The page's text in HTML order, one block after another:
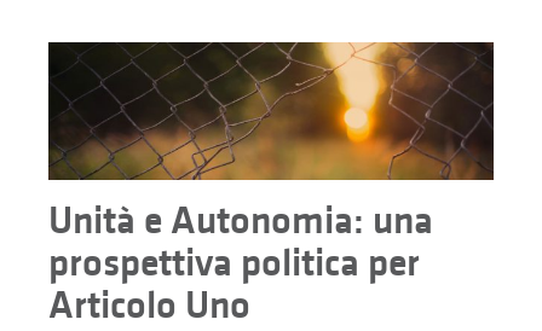
Unità e Autonomia: una
prospettiva politica per
Articolo Uno